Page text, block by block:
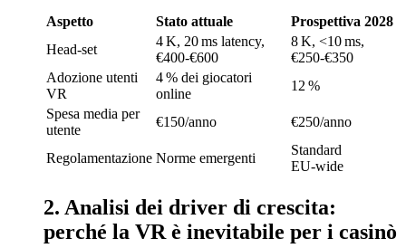
Aspetto Stato attuale
Prospettiva 2028
Head‑set
4 K, 20 ms latency,
€400‑€600
8 K, <10 ms,
€250‑€350
Adozione utenti
VR
4 % dei giocatori
online
12 %
Spesa media per
utente
€150/anno €250/anno
Regolamentazione Norme emergenti
Standard
EU‑wide
2. Analisi dei driver di crescita:
perché la VR è inevitabile per i casinò